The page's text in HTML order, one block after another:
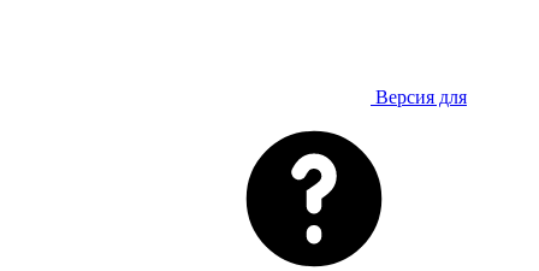
Версия для